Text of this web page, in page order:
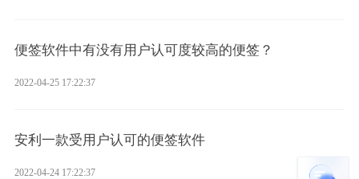
便签软件中有没有用户认可度较高的便签？
2022-04-25 17:22:37
安利一款受用户认可的便签软件
2022-04-24 17:22:37